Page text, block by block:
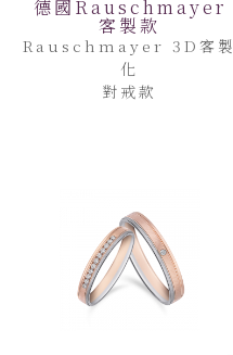
德國Rauschmayer
客製款
Rauschmayer 3D客製
化
對戒款